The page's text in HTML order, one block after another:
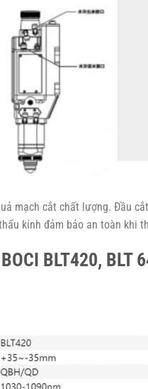
mạch cắt chất lượng. Đầu
kính đảm bảo an toàn khi
BLT420, BLT